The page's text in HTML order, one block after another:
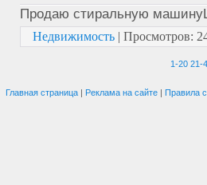
Продаю стиральную
Недвижимость | Просмотров:
1-20 21-
Главная страница | Реклама на сайте | Правила